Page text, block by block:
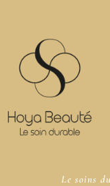
Le soins